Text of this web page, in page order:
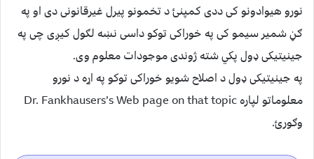
نورو هیوادونو کی ددی کمپنئ د تخمونو پیرل غیرقانونی دی او په
ګڼ شمیر سیمو کی په خوراکی توکو داسی نښه لګول کیږی چی په
جینیتیکی ډول پکي شته ژوندی موجودات معلوم وی.
په جینیتیکی ډول د اصلاح شویو خوراکی توکو په اړه د نورو
معلوماتو لپاره Dr. Fankhausers’s Web page on that topic
وګورئ.